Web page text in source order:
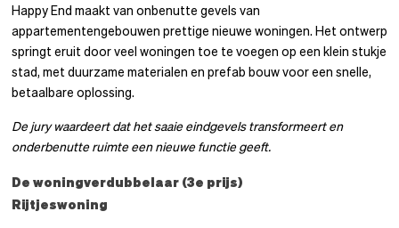
Happy End maakt van onbenutte gevels van
appartementengebouwen prettige nieuwe woningen. Het ontwerp
springt eruit door veel woningen toe te voegen op een klein stukje
stad, met duurzame materialen en prefab bouw voor een snelle,
betaalbare oplossing.
De jury waardeert dat het saaie eindgevels transformeert en
onderbenutte ruimte een nieuwe functie geeft.
De woningverdubbelaar (3e prijs)
Rijtjeswoning